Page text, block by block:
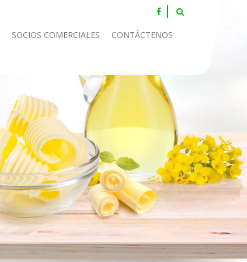
SOCIOS COMERCIALES CONTÁCTENOS